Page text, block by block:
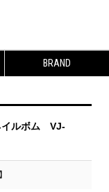
BRAND
イルボム VJ-